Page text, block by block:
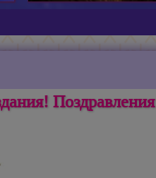
Поздравления